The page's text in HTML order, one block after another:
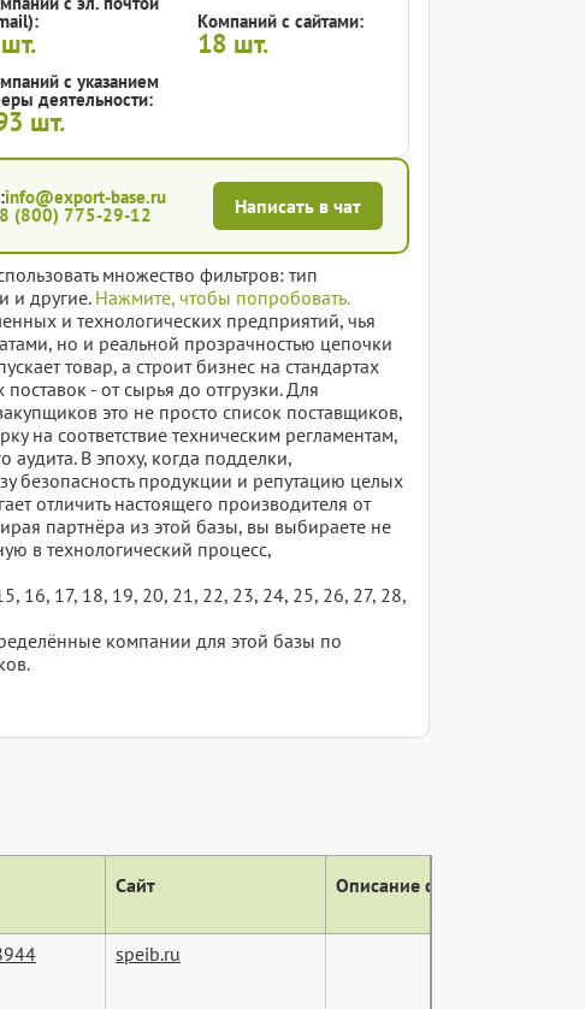
шт.
Компаний с сайтами:
18 шт.
с указанием
деятельности:
шт.
info@export-base.ru
8 (800) 775-29-12 Написать в чат
множество фильтров: тип
и другие.Нажмите, чтобы попробовать.
и технологических предприятий, чья
но и реальной прозрачностью цепочки
товар, а строит бизнес на стандартах
- от сырья до отгрузки. Для
это не просто список поставщиков,
на соответствие техническим регламентам,
аудита. В эпоху, когда подделки,
безопасность продукции и репутацию целых
отличить настоящего производителя от
партнёра из этой базы, вы выбираете не
в технологический процесс,
16, 17, 18, 19, 20, 21, 22, 23, 24, 25, 26, 27, 28,
компании для этой базы по
Сайт Описание сайта (тег
speib.ru